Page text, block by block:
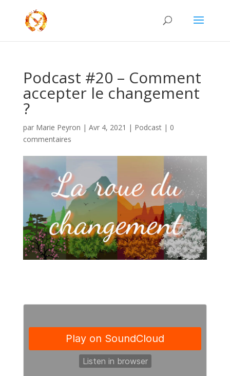
Podcast #20 – Comment
accepter le changement
?
par Marie Peyron | Avr 4, 2021 | Podcast| 0
commentaires